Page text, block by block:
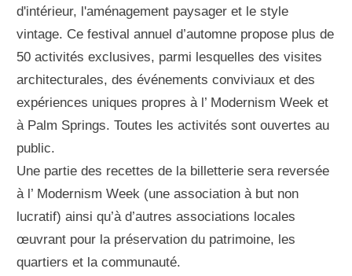
d'intérieur, l'aménagement paysager et le style
vintage. Ce festival annuel d’automne propose plus de
50 activités exclusives, parmi lesquelles des visites
architecturales, des événements conviviaux et des
expériences uniques propres à l’ Modernism Week et
à Palm Springs. Toutes les activités sont ouvertes au
public.
Une partie des recettes de la billetterie sera reversée
à l’ Modernism Week (une association à but non
lucratif) ainsi qu’à d’autres associations locales
œuvrant pour la préservation du patrimoine, les
quartiers et la communauté.